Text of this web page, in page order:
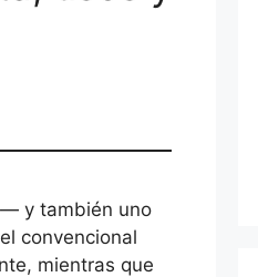
— y también uno
convencional
mientras que